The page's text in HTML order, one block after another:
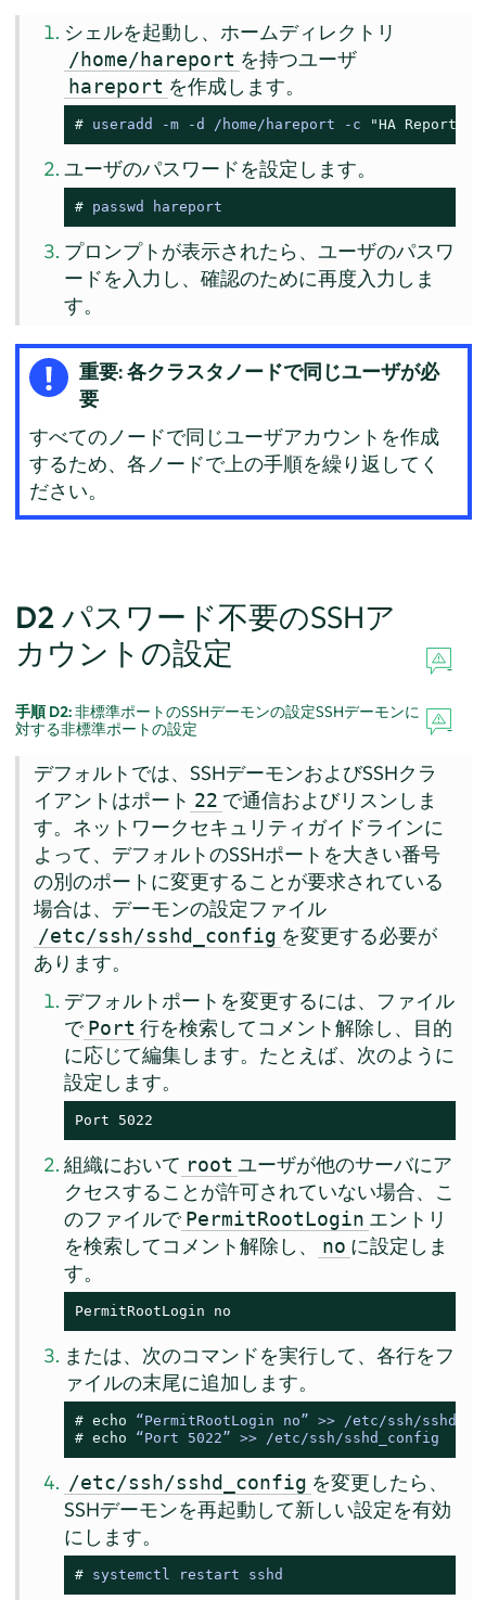
シェルを起動し、ホームディレクトリ
/home/hareport を持つユーザ
hareport を作成します。
# useradd -m -d /home/hareport -c "HA Report"
ユーザのパスワードを設定します。
# passwd hareport
プロンプトが表示されたら、ユーザのパスワ
ードを入力し、確認のために再度入力しま
す。
重要: 各クラスタノードで同じユーザが必
要
すべてのノードで同じユーザアカウントを作成
するため、各ノードで上の手順を繰り返してく
ださい。
D2 パスワード不要のSSHア
カウントの設定
手順 D2:非標準ポートのSSHデーモンの設定SSHデーモンに
対する非標準ポートの設定
デフォルトでは、SSHデーモンおよびSSHクラ
イアントはポート 22 で通信およびリスンしま
す。ネットワークセキュリティガイドラインに
よって、デフォルトのSSHポートを大きい番号
の別のポートに変更することが要求されている
場合は、デーモンの設定ファイル
/etc/ssh/sshd_config を変更する必要が
あります。
デフォルトポートを変更するには、ファイル
で Port 行を検索してコメント解除し、目的
に応じて編集します。たとえば、次のように
設定します。
Port 5022
組織において root ユーザが他のサーバにア
クセスすることが許可されていない場合、こ
のファイルで PermitRootLogin エントリ
を検索してコメント解除し、
no に設定しま
す。
PermitRootLogin no
または、次のコマンドを実行して、各行をフ
ァイルの末尾に追加します。
# echo “PermitRootLogin no” >> /etc/ssh/
# echo “Port 5022” >> /etc/ssh/sshd_config
/etc/ssh/sshd_config を変更したら、
SSHデーモンを再起動して新しい設定を有効
にします。
# systemctl restart sshd